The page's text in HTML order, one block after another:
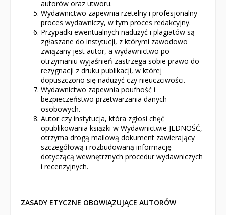
autorów oraz utworu.
Wydawnictwo zapewnia rzetelny i profesjonalny
proces wydawniczy, w tym proces redakcyjny.
Przypadki ewentualnych nadużyć i plagiatów są
zgłaszane do instytucji, z którymi zawodowo
związany jest autor, a wydawnictwo po
otrzymaniu wyjaśnień zastrzega sobie prawo do
rezygnacji z druku publikacji, w której
dopuszczono się nadużyć czy nieuczciwości.
Wydawnictwo zapewnia poufność i
bezpieczeństwo przetwarzania danych
osobowych.
Autor czy instytucja, która zgłosi chęć
opublikowania książki w Wydawnictwie JEDNOŚĆ,
otrzyma drogą mailową dokument zawierający
szczegółową i rozbudowaną informację
dotyczącą wewnętrznych procedur wydawniczych
i recenzyjnych.
ZASADY ETYCZNE OBOWIĄZUJĄCE AUTORÓW